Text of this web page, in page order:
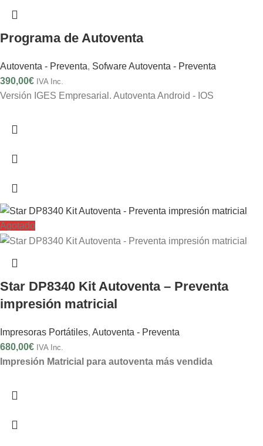
Programa de Autoventa
Autoventa - Preventa, Sofware Autoventa - Preventa
390,00€ IVA Inc.
Versión IGES Empresarial. Autoventa Android - IOS
Agotado
Star DP8340 Kit Autoventa – Preventa
impresión matricial
Impresoras Portátiles, Autoventa - Preventa
680,00€ IVA Inc.
Impresión Matricial para autoventa más vendida